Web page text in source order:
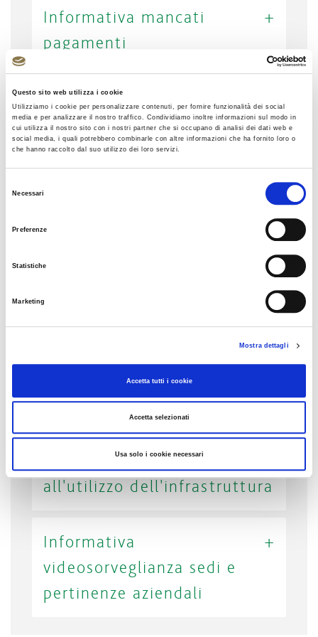
Questo sito web utilizza i cookie
Utilizziamo i cookie per personalizzare contenuti, per fornire funzionalità dei social
media e per analizzare il nostro traffico. Condividiamo inoltre informazioni sul modo in
cui utilizza il nostro sito con i nostri partner che si occupano di analisi dei dati web e
social media, i quali potrebbero combinarle con altre informazioni che ha fornito loro o
che hanno raccolto dal suo utilizzo dei loro servizi.
Necessari
Preferenze
Statistiche
Marketing
Mostra dettagli
Accetta tutti i cookie
Accetta selezionati
Usa solo i cookie necessari
Informativa mancati
pagamenti
Informativa procedura
gare d'appalto
Informativa telecamere
Informativa rimborso
utenti nel caso di limitazioni
all'utilizzo dell'infrastruttura
Informativa
videosorveglianza sedi e
pertinenze aziendali